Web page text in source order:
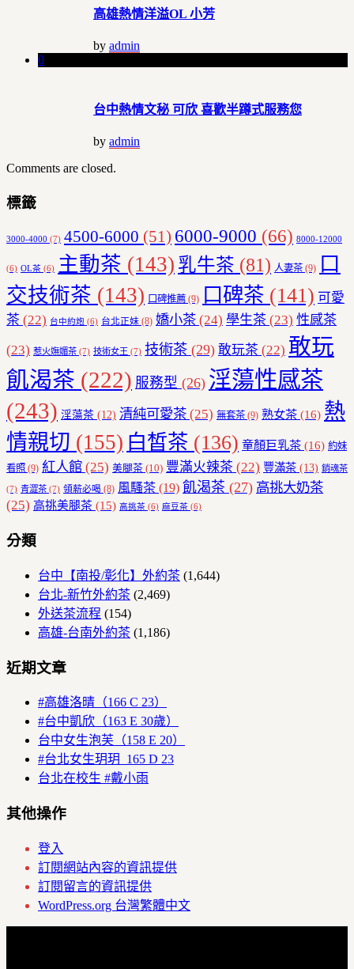
高雄熱情洋溢OL 小芳
by admin
0
台中熱情文秘 可欣 喜歡半蹲式服務您
by admin
Comments are closed.
標籤
3000-4000 (7) 4500-6000 (51) 6000-9000 (66) 8000-12000
(6) OL茶 (6) 主動茶 (143) 乳牛茶 (81) 人妻茶 (9)
口
交技術茶 (143) 口碑推薦 (9) 口碑茶 (141) 可愛
茶 (22) 台中約炮 (6) 台北正妹 (8) 嬌小茶 (24) 學生茶 (23) 性感茶
(23) 惹火嫵媚茶 (7) 技術女王 (7) 技術茶 (29) 敢玩茶 (22) 敢玩
飢渴茶 (222) 服務型 (26) 淫蕩性感茶
(243) 淫蕩茶 (12) 清純可愛茶 (25) 無套茶 (9) 熟女茶 (16) 熱
情親切 (155) 白皙茶 (136) 童顏巨乳茶 (16) 約妹
看照 (9) 紅人館 (25) 美腿茶 (10) 豐滿火辣茶 (22) 豐滿茶 (13) 銷魂茶
(7) 青澀茶 (7) 領薪必喝 (8) 風騷茶 (19) 飢渴茶 (27) 高挑大奶茶
(25) 高挑美腿茶 (15) 高挑茶 (6) 麻豆茶 (6)
分類
台中【南投/彰化】外約茶 (1,644)
台北-新竹外約茶 (2,469)
外送茶流程 (154)
高雄-台南外約茶 (1,186)
近期文章
#高雄洛晴（166 C 23）
#台中凱欣（163 E 30歲）
台中女生泡芙（158 E 20）
#台北女生玥玥 165 D 23
台北在校生 #戴小雨
其他操作
登入
訂閱網站內容的資訊提供
訂閱留言的資訊提供
WordPress.org 台灣繁體中文